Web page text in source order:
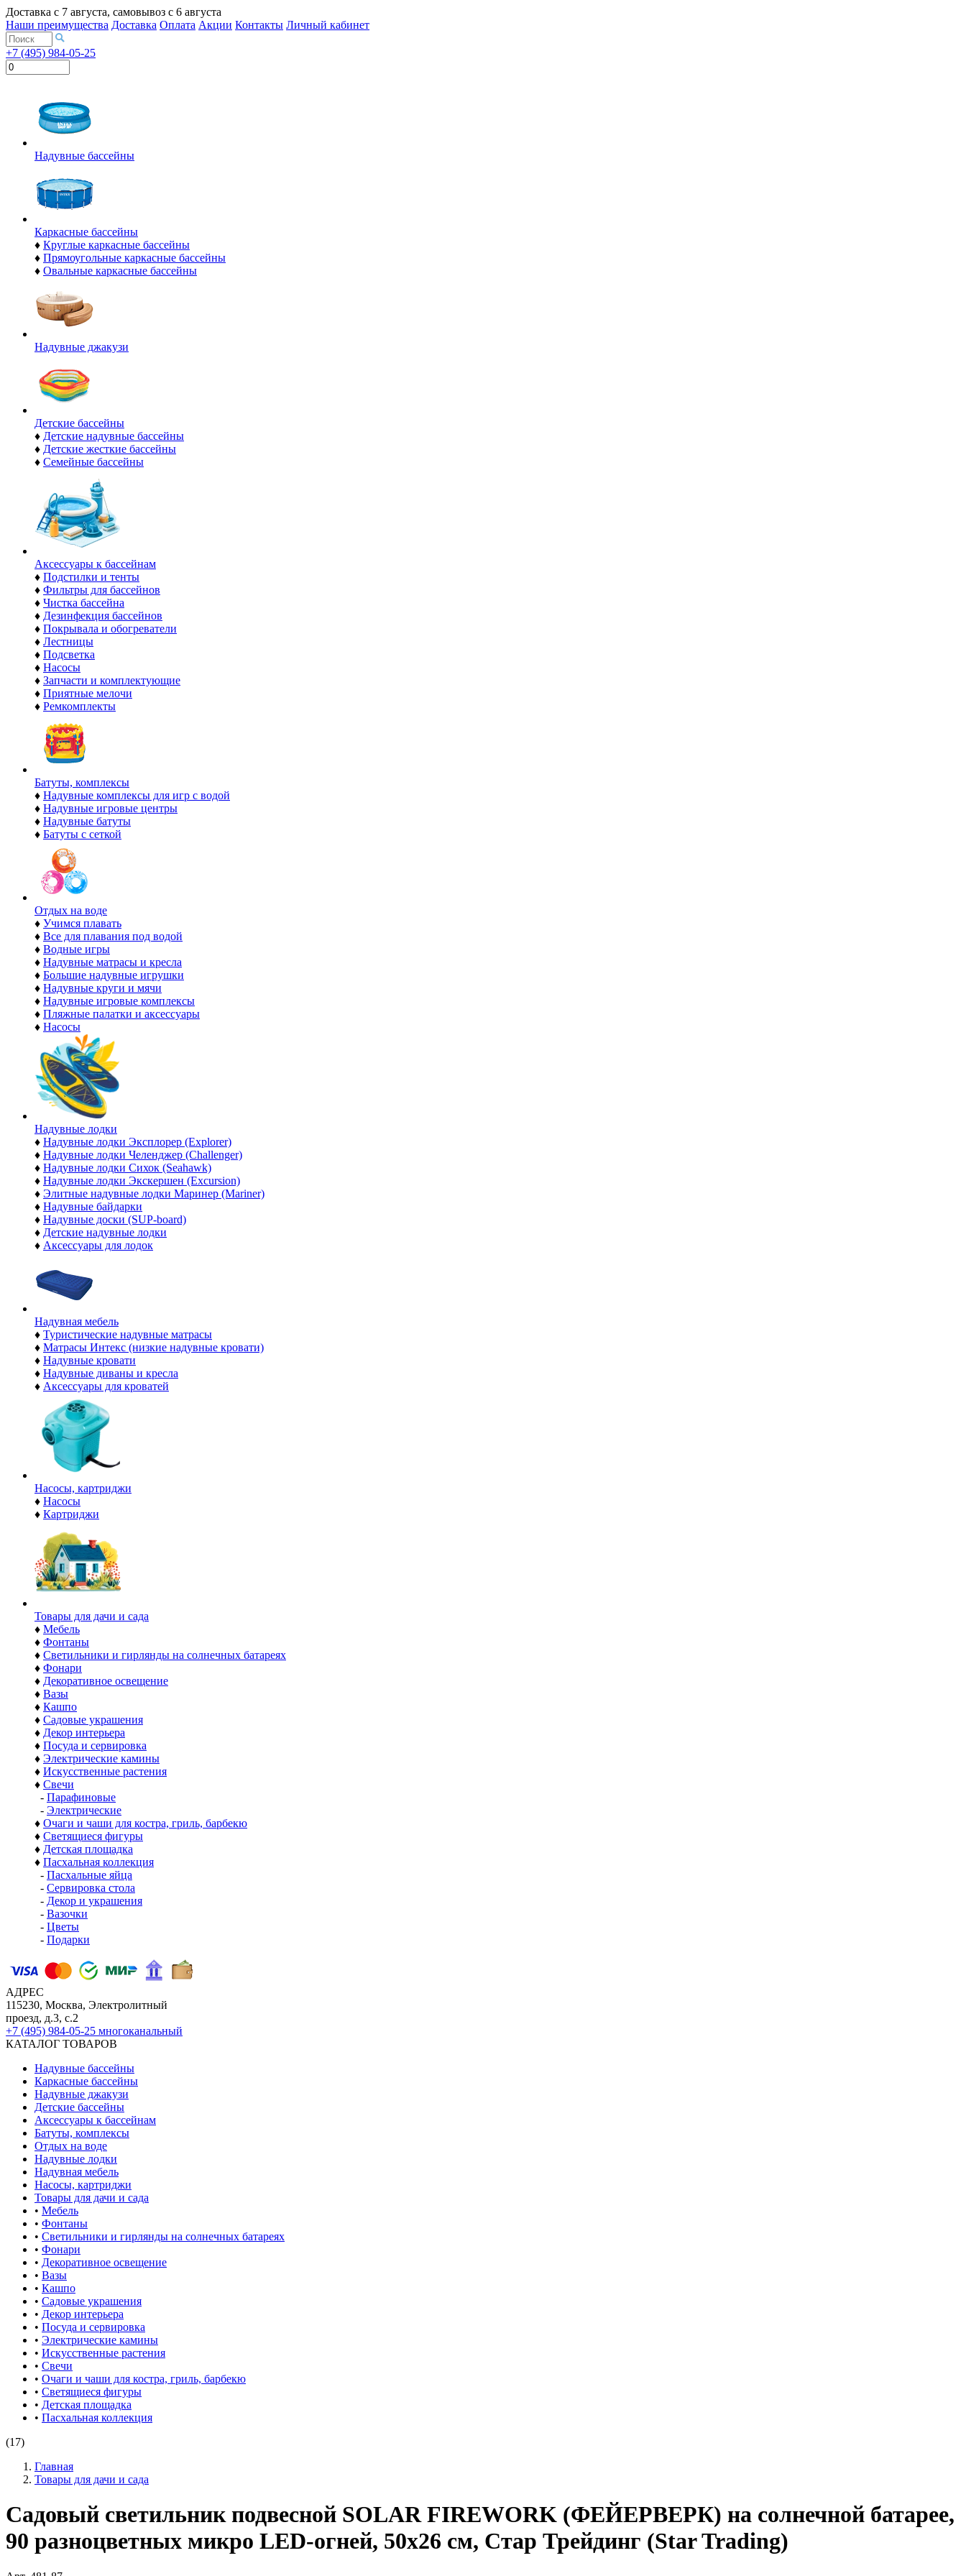
Доставка с 7 августа, самовывоз с 6 августа
Наши преимущества Доставка Оплата Акции Контакты Личный кабинет
+7 (495) 984-05-25
Надувные бассейны
Каркасные бассейны
♦ Круглые каркасные бассейны
♦ Прямоугольные каркасные бассейны
♦ Овальные каркасные бассейны
Надувные джакузи
Детские бассейны
♦ Детские надувные бассейны
♦ Детские жесткие бассейны
♦ Семейные бассейны
Аксессуары к бассейнам
♦ Подстилки и тенты
♦ Фильтры для бассейнов
♦ Чистка бассейна
♦ Дезинфекция бассейнов
♦ Покрывала и обогреватели
♦ Лестницы
♦ Подсветка
♦ Насосы
♦ Запчасти и комплектующие
♦ Приятные мелочи
♦ Ремкомплекты
Батуты, комплексы
♦ Надувные комплексы для игр с водой
♦ Надувные игровые центры
♦ Надувные батуты
♦ Батуты с сеткой
Отдых на воде
♦ Учимся плавать
♦ Все для плавания под водой
♦ Водные игры
♦ Надувные матрасы и кресла
♦ Большие надувные игрушки
♦ Надувные круги и мячи
♦ Надувные игровые комплексы
♦ Пляжные палатки и аксессуары
♦ Насосы
Надувные лодки
♦ Надувные лодки Эксплорер (Explorer)
♦ Надувные лодки Челенджер (Challenger)
♦ Надувные лодки Сихок (Seahawk)
♦ Надувные лодки Экскершен (Excursion)
♦ Элитные надувные лодки Маринер (Mariner)
♦ Надувные байдарки
♦ Надувные доски (SUP-board)
♦ Детские надувные лодки
♦ Аксессуары для лодок
Надувная мебель
♦ Туристические надувные матрасы
♦ Матрасы Интекс (низкие надувные кровати)
♦ Надувные кровати
♦ Надувные диваны и кресла
♦ Аксессуары для кроватей
Насосы, картриджи
♦ Насосы
♦ Картриджи
Товары для дачи и сада
♦ Мебель
♦ Фонтаны
♦ Светильники и гирлянды на солнечных батареях
♦ Фонари
♦ Декоративное освещение
♦ Вазы
♦ Кашпо
♦ Садовые украшения
♦ Декор интерьера
♦ Посуда и сервировка
♦ Электрические камины
♦ Искусственные растения
♦ Свечи
- Парафиновые
- Электрические
♦ Очаги и чаши для костра, гриль, барбекю
♦ Светящиеся фигуры
♦ Детская площадка
♦ Пасхальная коллекция
- Пасхальные яйца
- Сервировка стола
- Декор и украшения
- Вазочки
- Цветы
- Подарки
АДРЕС
115230, Москва, Электролитный
проезд, д.3, с.2
+7 (495) 984-05-25 многоканальный
КАТАЛОГ ТОВАРОВ
Надувные бассейны
Каркасные бассейны
Надувные джакузи
Детские бассейны
Аксессуары к бассейнам
Батуты, комплексы
Отдых на воде
Надувные лодки
Надувная мебель
Насосы, картриджи
Товары для дачи и сада
• Мебель
• Фонтаны
• Светильники и гирлянды на солнечных батареях
• Фонари
• Декоративное освещение
• Вазы
• Кашпо
• Садовые украшения
• Декор интерьера
• Посуда и сервировка
• Электрические камины
• Искусственные растения
• Свечи
• Очаги и чаши для костра, гриль, барбекю
• Светящиеся фигуры
• Детская площадка
• Пасхальная коллекция
(17)
Главная
Товары для дачи и сада
Садовый светильник подвесной SOLAR FIREWORK (ФЕЙЕРВЕРК) на солнечной батарее,
90 разноцветных микро LED-огней, 50х26 см, Стар Трейдинг (Star Trading)